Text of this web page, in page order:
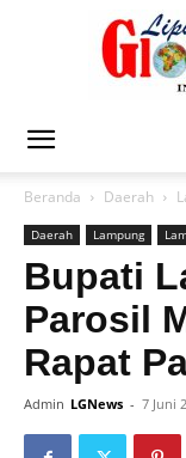
Beranda Daerah
Daerah Lampung
Bupati
Parosil
Rapat
Admin LGNews - 7 Juni